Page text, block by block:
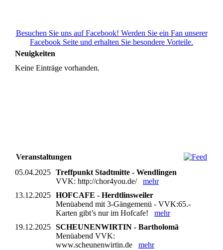
Besuchen Sie uns auf Facebook! Werden Sie ein Fan unserer
Facebook Seite und erhalten Sie besondere Vorteile.
Neuigkeiten
Keine Einträge vorhanden.
Veranstaltungen
05.04.2025 Treffpunkt Stadtmitte - Wendlingen
VVK: http://chor4you.de/ mehr
13.12.2025 HOFCAFE - Herdtlinsweiler
Menüabend mit 3-Gängemenü - VVK:65.-
Karten gibt’s nur im Hofcafe! mehr
19.12.2025 SCHEUNENWIRTIN - Bartholomä
Menüabend VVK:
www.scheunenwirtin.de mehr